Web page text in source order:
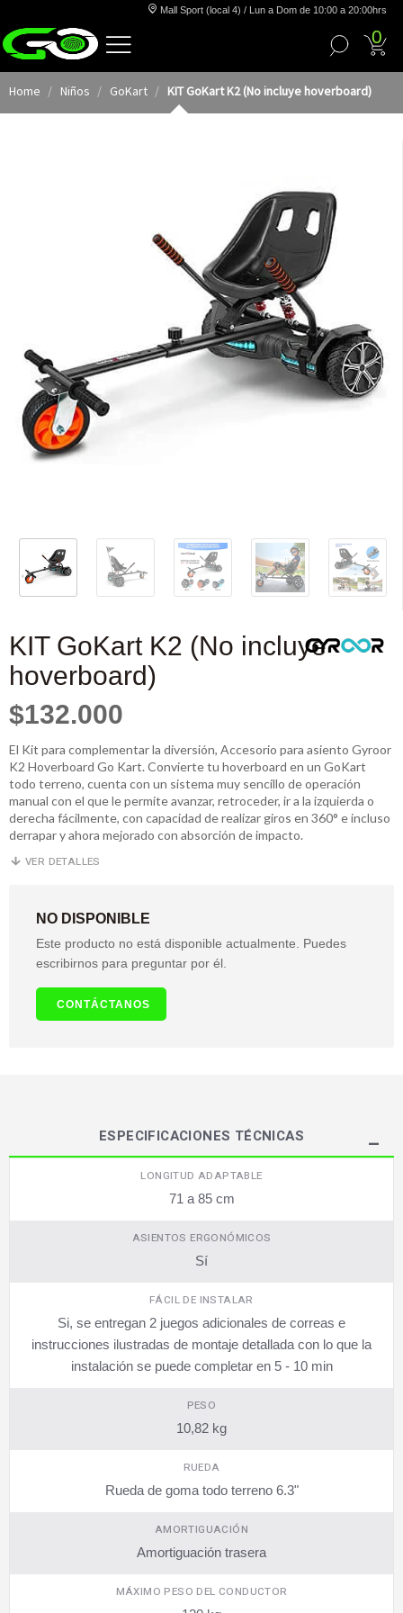
Mall Sport (local 4) / Lun a Dom de 10:00 a 20:00hrs
0
Home Niños GoKart KIT GoKart K2 (No incluye hoverboard)
KIT GoKart K2 (No incluye
hoverboard)
$132.000
El Kit para complementar la diversión, Accesorio para asiento Gyroor
K2 Hoverboard Go Kart. Convierte tu hoverboard en un GoKart
todo terreno, cuenta con un sistema muy sencillo de operación
manual con el que le permite avanzar, retroceder, ir a la izquierda o
derecha fácilmente, con capacidad de realizar giros en 360° e incluso
derrapar y ahora mejorado con absorción de impacto.
VER DETALLES
NO DISPONIBLE
Este producto no está disponible actualmente. Puedes
escribirnos para preguntar por él.
CONTÁCTANOS
ESPECIFICACIONES TÉCNICAS
LONGITUD ADAPTABLE
71 a 85 cm
ASIENTOS ERGONÓMICOS
Sí
FÁCIL DE INSTALAR
Si, se entregan 2 juegos adicionales de correas e
instrucciones ilustradas de montaje detallada con lo que la
instalación se puede completar en 5 - 10 min
PESO
10,82 kg
RUEDA
Rueda de goma todo terreno 6.3"
AMORTIGUACIÓN
Amortiguación trasera
MÁXIMO PESO DEL CONDUCTOR